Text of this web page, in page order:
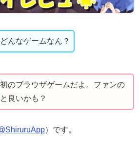
んなゲームなん？
のブラウザゲームだよ。ファンの
良いかも？
）です。